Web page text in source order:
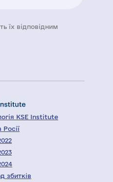
їх відповідним
KSE Institute
збитків